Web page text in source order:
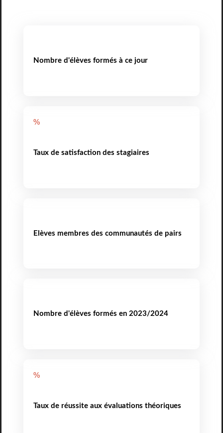
Nombre d'élèves formés à ce jour
%
Taux de satisfaction des stagiaires
Elèves membres des communautés de pairs
Nombre d'élèves formés en 2023/2024
%
Taux de réussite aux évaluations théoriques